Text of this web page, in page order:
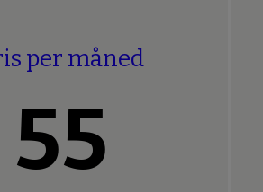
per måned
55